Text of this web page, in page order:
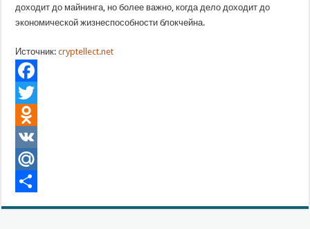
доходит до майнинга, но более важно, когда дело доходит до
экономической жизнеспособности блокчейна.
Источник: cryptellect.net
Facebook
Twitter
Odnoklassniki
VK
Mail.Ru